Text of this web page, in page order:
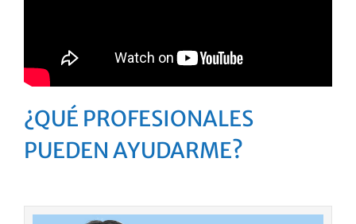
¿QUÉ PROFESIONALES
PUEDEN AYUDARME?